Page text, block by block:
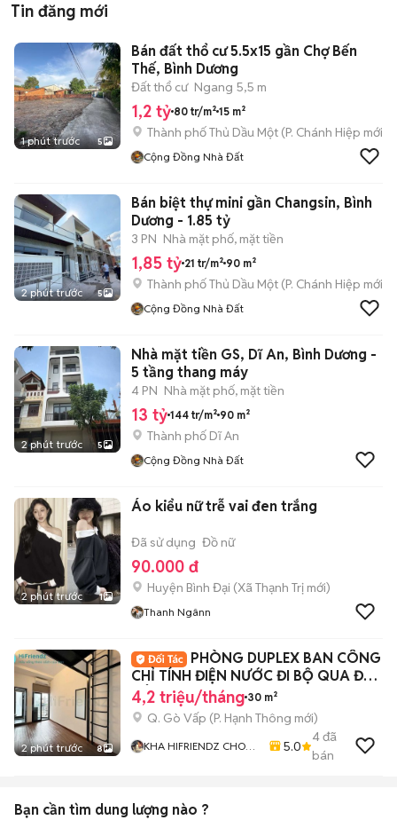
Tin đăng mới
1 phút trước 5
Bán đất thổ cư 5.5x15 gần Chợ Bến
Thế, Bình Dương
Đất thổ cư Ngang 5,5 m
1,2 tỷ 80 tr/m² 15 m²
Thành phố Thủ Dầu Một (P. Chánh Hiệp mới)
Cộng Đồng Nhà Đất
2 phút trước 5
Bán biệt thự mini gần Changsin, Bình
Dương - 1.85 tỷ
3 PN Nhà mặt phố, mặt tiền
1,85 tỷ 21 tr/m² 90 m²
Thành phố Thủ Dầu Một (P. Chánh Hiệp mới)
Cộng Đồng Nhà Đất
2 phút trước 5
Nhà mặt tiền GS, Dĩ An, Bình Dương -
5 tầng thang máy
4 PN Nhà mặt phố, mặt tiền
13 tỷ 144 tr/m² 90 m²
Thành phố Dĩ An
Cộng Đồng Nhà Đất
2 phút trước 1
Áo kiểu nữ trễ vai đen trắng
Đã sử dụng Đồ nữ
90.000 đ
Huyện Bình Đại (Xã Thạnh Trị mới)
Thanh Ngânn
2 phút trước 8
PHÒNG DUPLEX BAN CÔNG
CHỈ TÍNH ĐIỆN NƯỚC ĐI BỘ QUA ĐH
CÔNG NGHIỆP
4,2 triệu/tháng 30 m²
Q. Gò Vấp (P. Hạnh Thông mới)
KHA HIFRIENDZ CHO
5.0
4đã
bán
Bạn cần tìm dung lượng nào ?